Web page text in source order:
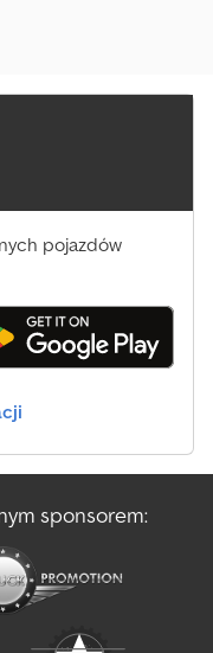
pojazdów
sponsorem: